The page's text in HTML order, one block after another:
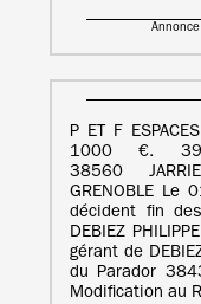
P ET F
1000 €. 39
38560
GRENOBLE
décident fin
DEBIEZ
gérant de
du Parador
Modification au